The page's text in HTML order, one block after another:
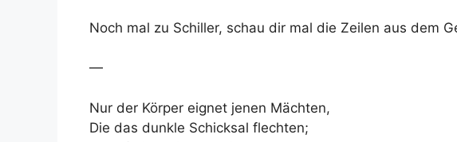
Noch mal zu Schiller, schau dir mal die Zeilen aus dem
—
Nur der Körper eignet jenen Mächten,
Die das dunkle Schicksal flechten;